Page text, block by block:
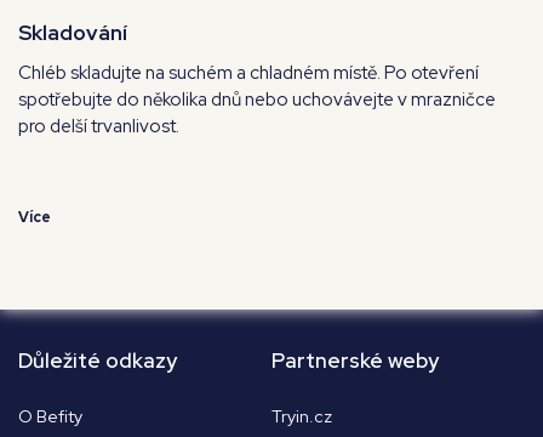
Skladování
Chléb skladujte na suchém a chladném místě. Po otevření
spotřebujte do několika dnů nebo uchovávejte v mrazničce
pro delší trvanlivost.
Více
Důležité odkazy
O Befity
Partnerské weby
Tryin.cz